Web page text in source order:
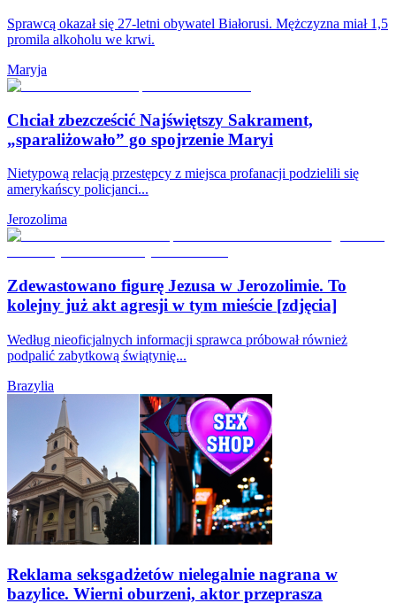
Sprawcą okazał się 27-letni obywatel Białorusi. Mężczyzna miał 1,5
promila alkoholu we krwi.
Maryja
Chciał zbezcześcić Najświętszy Sakrament,
„sparaliżowało” go spojrzenie Maryi
Nietypową relacją przestępcy z miejsca profanacji podzielili się
amerykańscy policjanci...
Jerozolima
Zdewastowano figurę Jezusa w Jerozolimie. To
kolejny już akt agresji w tym mieście [zdjęcia]
Według nieoficjalnych informacji sprawca próbował również
podpalić zabytkową świątynię...
Brazylia
Reklama seksgadżetów nielegalnie nagrana w
bazylice. Wierni oburzeni, aktor przeprasza